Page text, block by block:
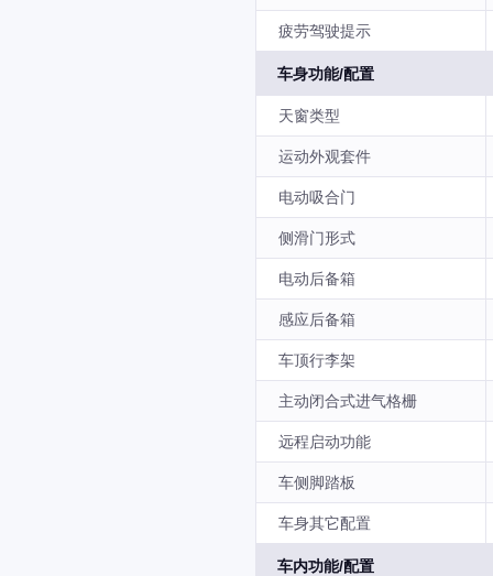
疲劳驾驶提示
车身功能/配置
天窗类型
运动外观套件
电动吸合门
侧滑门形式
电动后备箱
感应后备箱
车顶行李架
主动闭合式进气格栅
远程启动功能
车侧脚踏板
车身其它配置
车内功能/配置